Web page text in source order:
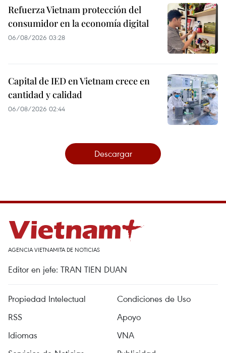
Refuerza Vietnam protección del
consumidor en la economía digital
06/08/2026 03:28
Capital de IED en Vietnam crece en
cantidad y calidad
06/08/2026 02:44
Descargar
AGENCIA VIETNAMITA DE NOTICIAS
Editor en jefe: TRAN TIEN DUAN
Propiedad Intelectual
Condiciones de Uso
RSS
Apoyo
Idiomas
VNA